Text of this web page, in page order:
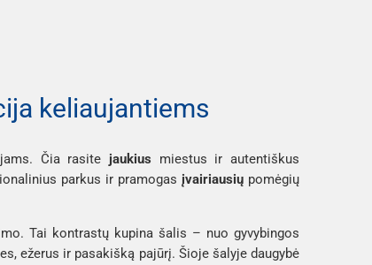
keliaujantiems
Čia rasite jaukius miestus ir autentiškus
parkus ir pramogas įvairiausiųpomėgių
Tai kontrastų kupina šalis – nuo gyvybingos
ežerus ir pasakišką pajūrį. Šioje šalyje daugybė